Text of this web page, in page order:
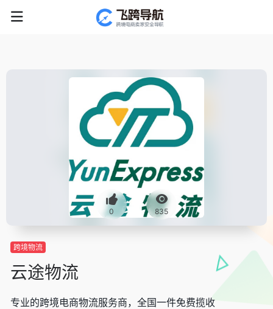
0 835
跨境物流
云途物流
专业的跨境电商物流服务商，全国一件免费揽收